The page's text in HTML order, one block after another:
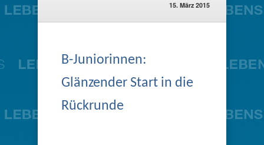
15. März 2015
B-Juniorinnen:
Glänzender Start in die
Rückrunde